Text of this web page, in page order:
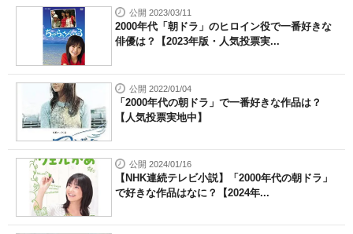
公開 2023/03/11
2000年代「朝ドラ」のヒロイン役で一番好きな
俳優は？【2023年版・人気投票実...
公開 2022/01/04
「2000年代の朝ドラ」で一番好きな作品は？
【人気投票実地中】
公開 2024/01/16
【NHK連続テレビ小説】「2000年代の朝ドラ」
で好きな作品はなに？【2024年...